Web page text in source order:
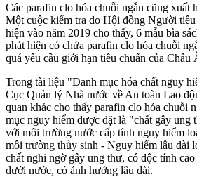
Các parafin clo hóa chuỗi ngắn cũng xuất
Một cuộc kiểm tra do Hội đồng Người
hiện vào năm 2019 cho thấy, 6 mẫu bìa
phát hiện có chứa parafin clo hóa chuỗi
quá yêu cầu giới hạn tiêu chuẩn của Châu
Trong tài liệu "Danh mục hó‌a chấ‌t nguy
Cục Quản lý Nhà nước về An toàn Lao
quan khác cho thấy parafin clo hóa chuỗi
mục nguy hiểm được đặt là "chất gây ung
với môi trường nước cấp tính nguy hiểm
môi trường thủy sinh - Nguy hiểm lâu dài
chất nghi ngờ gây ung thư, có độc tính
dưới nước, có ảnh hưởng lâu dài.